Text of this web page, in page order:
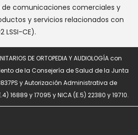
comunicaciones comerciales y
y servicios relacionados con
CE).
DE ORTOPEDIA Y AUDIOLOGÍA con
de la Consejería de Salud de la Junta
y Autorización Administrativa de
16889 y 17095 y NICA (E.5) 22380 y 19710.